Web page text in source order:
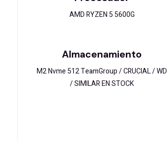
AMD RYZEN 5 5600G
Almacenamiento
M2 Nvme 512 TeamGroup / CRUCIAL / WD
/ SIMILAR EN STOCK